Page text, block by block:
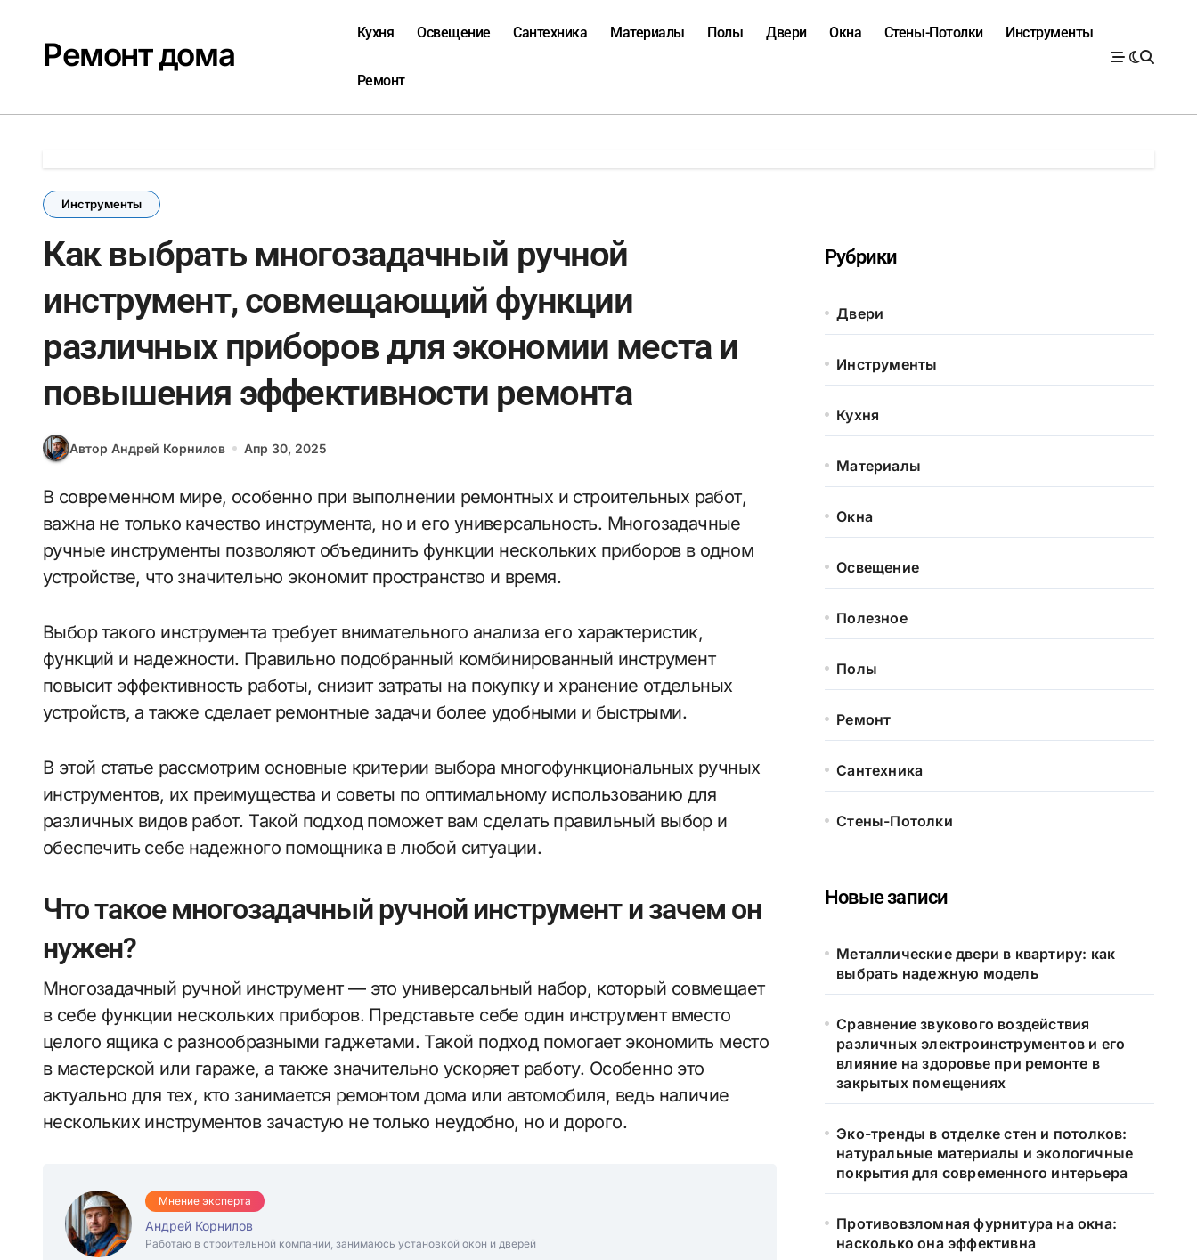
содержаниюРемонт дома
Кухня Освещение Сантехника Материалы Полы Двери Окна Стены-Потолки Инструменты
Ремонт
Инструменты
Как выбрать многозадачный ручной
инструмент, совмещающий функции
различных приборов для экономии места и
повышения эффективности ремонта
Автор Андрей Корнилов Апр 30, 2025
В современном мире, особенно при выполнении ремонтных и строительных работ,
важна не только качество инструмента, но и его универсальность. Многозадачные
ручные инструменты позволяют объединить функции нескольких приборов в одном
устройстве, что значительно экономит пространство и время.
Выбор такого инструмента требует внимательного анализа его характеристик,
функций и надежности. Правильно подобранный комбинированный инструмент
повысит эффективность работы, снизит затраты на покупку и хранение отдельных
устройств, а также сделает ремонтные задачи более удобными и быстрыми.
В этой статье рассмотрим основные критерии выбора многофункциональных ручных
инструментов, их преимущества и советы по оптимальному использованию для
различных видов работ. Такой подход поможет вам сделать правильный выбор и
обеспечить себе надежного помощника в любой ситуации.
Что такое многозадачный ручной инструмент и зачем он
нужен?
Многозадачный ручной инструмент — это универсальный набор, который совмещает
в себе функции нескольких приборов. Представьте себе один инструмент вместо
целого ящика с разнообразными гаджетами. Такой подход помогает экономить место
в мастерской или гараже, а также значительно ускоряет работу. Особенно это
актуально для тех, кто занимается ремонтом дома или автомобиля, ведь наличие
нескольких инструментов зачастую не только неудобно, но и дорого.
Мнение эксперта
Андрей Корнилов
Работаю в строительной компании, занимаюсь установкой окон и дверей
Рубрики
Двери
Инструменты
Кухня
Материалы
Окна
Освещение
Полезное
Полы
Ремонт
Сантехника
Стены-Потолки
Новые записи
Металлические двери в квартиру: как
выбрать надежную модель
Сравнение звукового воздействия
различных электроинструментов и его
влияние на здоровье при ремонте в
закрытых помещениях
Эко-тренды в отделке стен и потолков:
натуральные материалы и экологичные
покрытия для современного интерьера
Противовзломная фурнитура на окна:
насколько она эффективна